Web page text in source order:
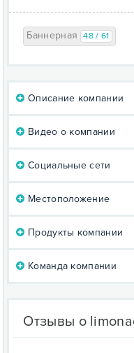
Баннерная 48 / 61
Описание компании
Видео о компании
Социальные сети
Местоположение
Продукты компании
Команда компании
Отзывы о